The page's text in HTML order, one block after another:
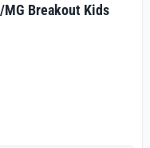
MG Breakout Kids